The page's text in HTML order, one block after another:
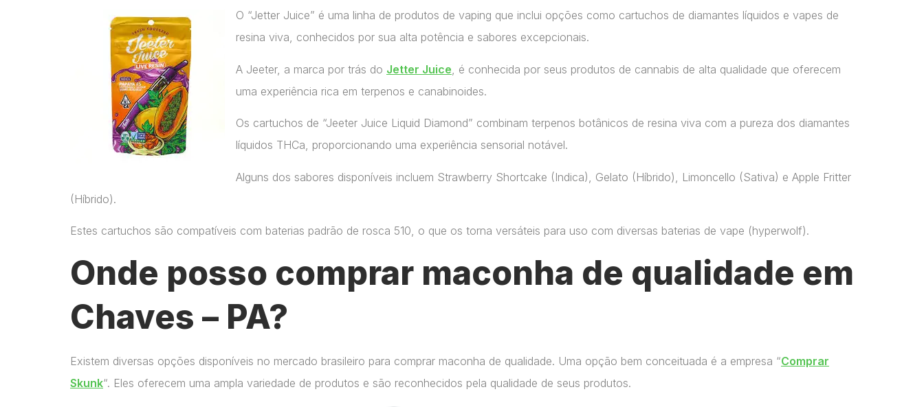
O “Jetter Juice” é uma linha de produtos de vaping que inclui opções como cartuchos de diamantes líquidos e vapes de
resina viva, conhecidos por sua alta potência e sabores excepcionais.
A Jeeter, a marca por trás do Jetter Juice , é conhecida por seus produtos de cannabis de alta qualidade que oferecem
uma experiência rica em terpenos e canabinoides.
Os cartuchos de “Jeeter Juice Liquid Diamond” combinam terpenos botânicos de resina viva com a pureza dos diamantes
líquidos THCa, proporcionando uma experiência sensorial notável.
Alguns dos sabores disponíveis incluem Strawberry Shortcake (Indica), Gelato (Híbrido), Limoncello (Sativa) e Apple Fritter
(Híbrido).
Estes cartuchos são compatíveis com baterias padrão de rosca 510, o que os torna versáteis para uso com diversas baterias de vape​ (hyperwolf)​.
Onde posso comprar maconha de qualidade em
Chaves – PA?
Existem diversas opções disponíveis no mercado brasileiro para comprar maconha de qualidade. Uma opção bem conceituada é a empresa “Comprar
Skunk“. Eles oferecem uma ampla variedade de produtos e são reconhecidos pela qualidade de seus produtos.